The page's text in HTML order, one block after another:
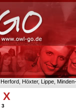
Höxter, Lippe,
X
3